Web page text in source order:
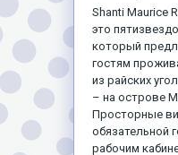
Shanti Maurice
это
который
гостям
из райских
– на острове
Просторные
обязательной
рабочим